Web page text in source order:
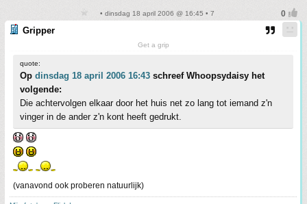
• dinsdag 18 april 2006 @ 16:45 • 7
Gripper
Get a grip
quote:
Op dinsdag 18 april 2006 16:43 schreef Whoopsydaisy het
volgende:
Die achtervolgen elkaar door het huis net zo lang tot iemand z'n
vinger in de ander z'n kont heeft gedrukt.
(vanavond ook proberen natuurlijk)